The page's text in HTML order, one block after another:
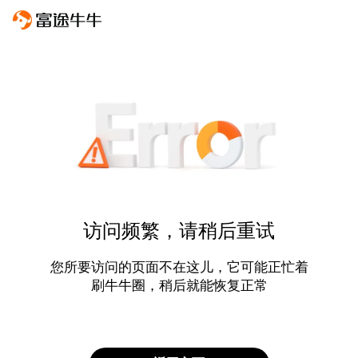
访问频繁，请稍后重试
您所要访问的页面不在这儿，它可能正忙着
刷牛牛圈，稍后就能恢复正常